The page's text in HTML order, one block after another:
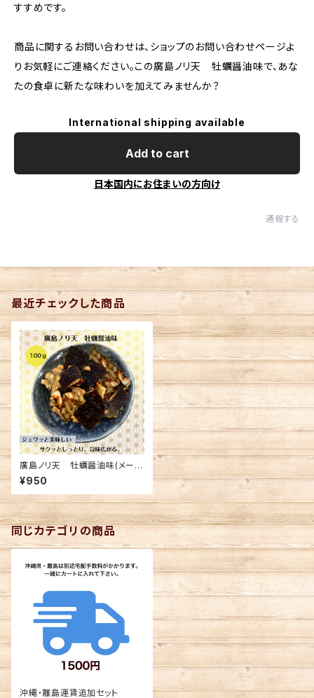
すすめです。
商品に関するお問い合わせは、ショップのお問い合わせページよ
りお気軽にご連絡ください。この廣島ノリ天 牡蠣醤油味で、あな
たの食卓に新たな味わいを加えてみませんか？
International shipping available
Add to cart
日本国内にお住まいの方向け
通報する
最近チェックした商品
廣島ノリ天 牡蠣醤油味(メール
便送料込み) ※複数個の注文
不可
¥950
同じカテゴリの商品
沖縄・離島運賃追加セット